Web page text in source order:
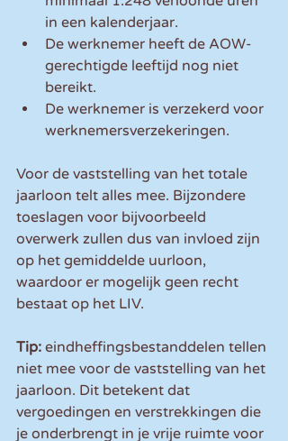
in een kalenderjaar.
De werknemer heeft de AOW-
gerechtigde leeftijd nog niet
bereikt.
De werknemer is verzekerd voor
werknemersverzekeringen.
Voor de vaststelling van het totale
jaarloon telt alles mee. Bijzondere
toeslagen voor bijvoorbeeld
overwerk zullen dus van invloed zijn
op het gemiddelde uurloon,
waardoor er mogelijk geen recht
bestaat op het LIV.
Tip: eindheffingsbestanddelen tellen
niet mee voor de vaststelling van het
jaarloon. Dit betekent dat
vergoedingen en verstrekkingen die
je onderbrengt in je vrije ruimte voor